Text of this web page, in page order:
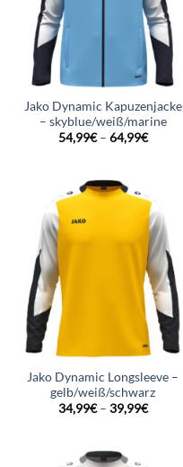
Jako Dynamic Kapuzenjacke
– skyblue/weiß/marine
54,99€– 64,99€
Jako Dynamic Longsleeve –
gelb/weiß/schwarz
34,99€– 39,99€